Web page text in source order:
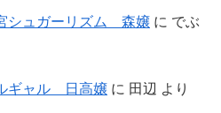
シュガーリズム 森嬢 に でぶ
ギャル 日高嬢 に 田辺 より